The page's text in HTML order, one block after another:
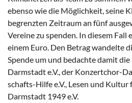
ebenso wie die Möglichkeit, seine
begrenzten Zeitraum an fünf
Vereine zu spenden. In diesem Fall
einem Euro. Den Betrag wandelte
Spende um und bedachte damit
Darmstadt e.V., der Konzertchor-
schafts-Hilfe e.V., Lesen und Kultur
Darmstadt 1949 e.V.